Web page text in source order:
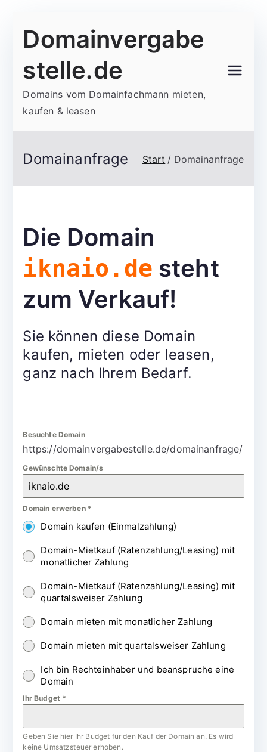
Inhalt
Domainvergabe
stelle.de
Domains vom Domainfachmann mieten,
kaufen & leasen
Domainanfrage Start Domainanfrage
Die Domain
iknaio.de steht
zum Verkauf!
Sie können diese Domain
kaufen, mieten oder leasen,
ganz nach Ihrem Bedarf.
Besuchte Domain
https://domainvergabestelle.de/domainanfrage/
Gewünschte Domain/s
Domain erwerben *
Domain kaufen (Einmalzahlung)
Domain-Mietkauf (Ratenzahlung/Leasing) mit
monatlicher Zahlung
Domain-Mietkauf (Ratenzahlung/Leasing) mit
quartalsweiser Zahlung
Domain mieten mit monatlicher Zahlung
Domain mieten mit quartalsweiser Zahlung
Ich bin Rechteinhaber und beanspruche eine
Domain
Ihr Budget *
Geben Sie hier Ihr Budget für den Kauf der Domain an. Es wird
keine Umsatzsteuer erhoben.